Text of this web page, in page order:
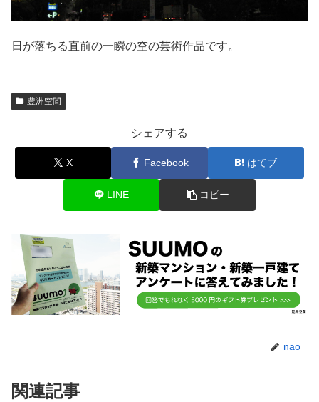
日が落ちる直前の一瞬の空の芸術作品です。
豊洲空間
シェアする
X Facebook はてブ
LINE コピー
nao
関連記事